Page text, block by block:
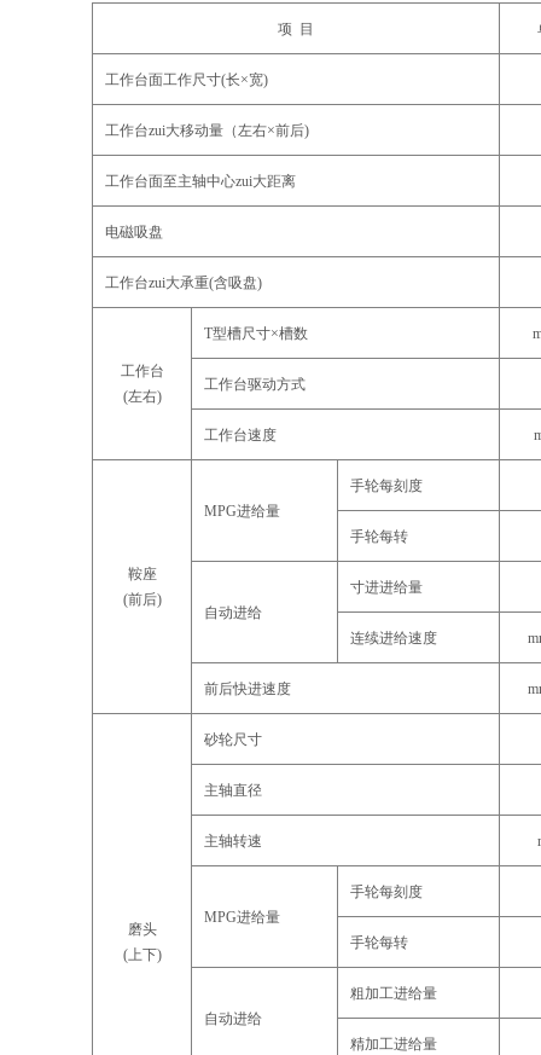
项 目
工作台面工作尺寸(长×宽)
工作台zui大移动量（左右×前后)
工作台面至主轴中心zui大距离
电磁吸盘
工作台zui大承重(含吸盘)
工作台
(左右)
T型槽尺寸×槽数
工作台驱动方式
工作台速度
鞍座
(前后)
MPG进给量
手轮每刻度
手轮每转
自动进给
寸进进给量
连续进给速度
前后快进速度
磨头
(上下)
砂轮尺寸
主轴直径
主轴转速
MPG进给量
手轮每刻度
手轮每转
自动进给
粗加工进给量
精加工进给量